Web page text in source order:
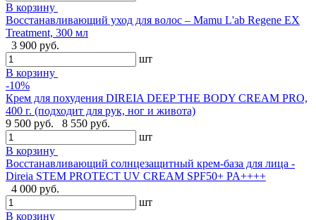
В корзину
Восстанавливающий уход для волос – Mamu L'ab Regene EX
Treatment, 300 мл
3 900 руб.
шт
В корзину
-10%
Крем для похудения DIREIA DEEP THE BODY CREAM PRO,
400 г. (подходит для рук, ног и живота)
9 500 руб.
8 550 руб.
шт
В корзину
Восстанавливающий солнцезащитный крем-база для лица -
Direia STEM PROTECT UV CREAM SPF50+ PA++++
4 000 руб.
шт
В корзину